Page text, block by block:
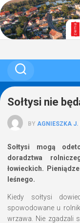
Skip
to
content
Sołtysi nie
BY AGNIESZKA J.
Sołtysi mogą
doradztwa
łowieckich.
leśnego.
Kiedy sołtysi
spowodowane u
wrzawa. Nie zgadzali